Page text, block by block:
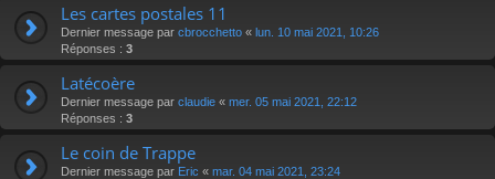
Les cartes postales 11
Dernier message par cbrocchetto « lun. 10 mai 2021, 10:26
Réponses : 3
Latécoère
Dernier message par claudie « mer. 05 mai 2021, 22:12
Réponses : 3
Le coin de Trappe
Dernier message par Eric « mar. 04 mai 2021, 23:24